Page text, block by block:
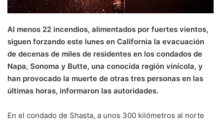
Al menos 22 incendios, alimentados por fuertes vientos,
siguen forzando este lunes en California la evacuación
de decenas de miles de residentes en los condados de
Napa, Sonoma y Butte, una conocida región vinícola, y
han provocado la muerte de otras tres personas en las
últimas horas, informaron las autoridades.
En el condado de Shasta, a unos 300 kilómetros al norte